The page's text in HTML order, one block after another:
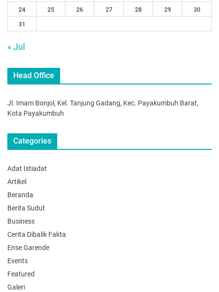
24 25 26 27 28 29 30
31
« Jul
Head Office
Jl. Imam Bonjol, Kel. Tanjung Gadang, Kec. Payakumbuh Barat,
Kota Payakumbuh
Categories
Adat Istiadat
Artikel
Beranda
Berita Sudut
Business
Cerita Dibalik Fakta
Ense Garende
Events
Featured
Galeri